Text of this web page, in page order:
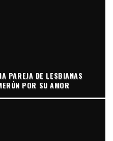
PAREJA DE LESBIANAS
POR SU AMOR